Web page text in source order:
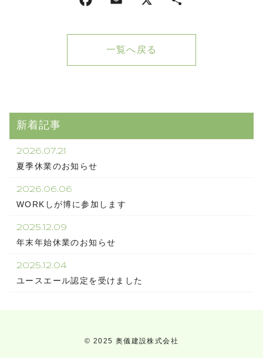
一覧へ戻る
新着記事
2026.07.21
夏季休業のお知らせ
2026.06.06
WORKしが博に参加します
2025.12.09
年末年始休業のお知らせ
2025.12.04
ユースエール認定を受けました
© 2025 奥儀建設株式会社